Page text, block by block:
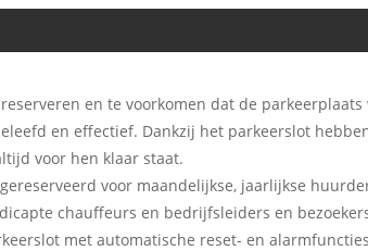
en te voorkomen dat de
en effectief. Dankzij het parkeerslot
voor hen klaar staat.
voor maandelijkse, jaarlijkse
chauffeurs en bedrijfsleiders en
met automatische reset- en